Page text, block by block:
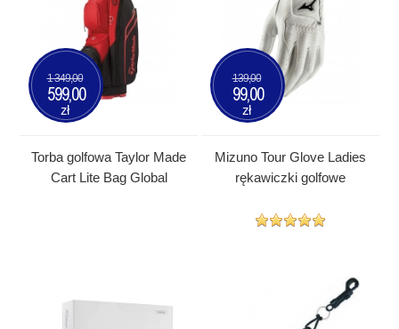
Torba golfowa Taylor Made
Cart Lite Bag Global
1 349,00
599,00
zł
Mizuno Tour Glove Ladies
rękawiczki golfowe
139,00
99,00
zł